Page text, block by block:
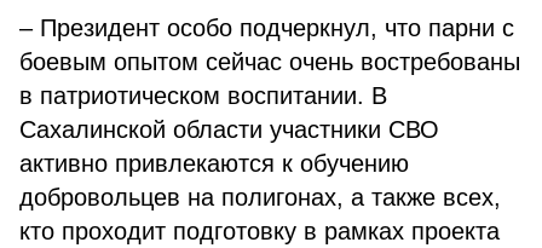
– Президент особо подчеркнул, что парни с
боевым опытом сейчас очень востребованы
в патриотическом воспитании. В
Сахалинской области участники СВО
активно привлекаются к обучению
добровольцев на полигонах, а также всех,
кто проходит подготовку в рамках проекта